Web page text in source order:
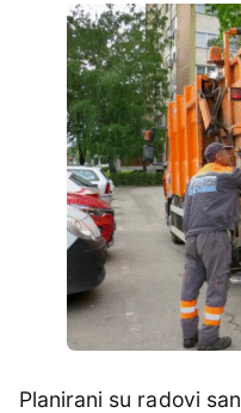
Planirani su radovi